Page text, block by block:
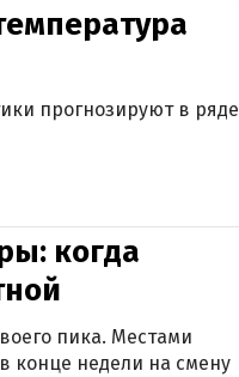
прогнозируют в ряде
когда
пика. Местами
конце недели на смену